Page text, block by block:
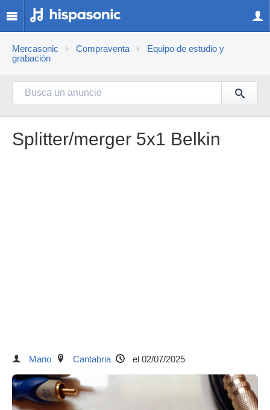
Mercasonic Compraventa
Equipo de estudio y
grabación
Splitter/merger 5x1 Belkin
Mario Cantabria el 02/07/2025